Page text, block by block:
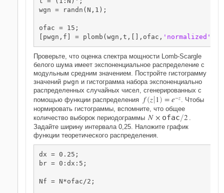
wgn = randn(N,1);
ofac = 15;
[pwgn,f] = plomb(wgn,t,[],ofac, 'normalized'
Проверьте, что оценка спектра мощности Lomb-Scargle
белого шума имеет экспоненциальное распределение с
модульным средним значением. Постройте гистограмму
значений pwgn и гистограмма набора экспоненциально
распределенных случайных чисел, сгенерированных с
помощью функции распределения f(z 1) =e−z . Чтобы
нормировать гистограммы, вспомните, что общее
количество выборок периодограммы N × ofac/2
Задайте ширину интервала 0,25. Наложите график
функции теоретического распределения.
dx = 0.25;
br = 0:dx:5;
Nf = N*ofac/2;